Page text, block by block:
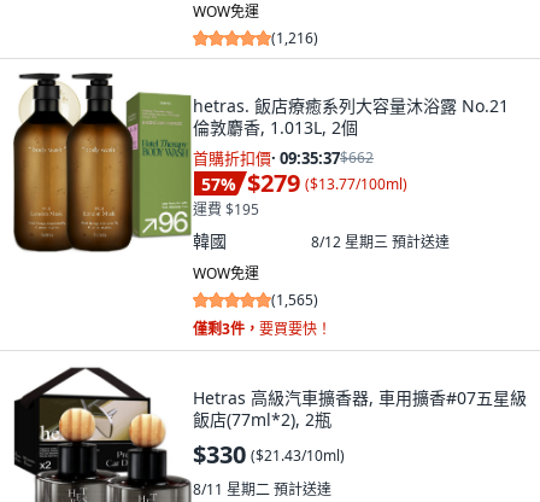
WOW免運
(1,216)
hetras. 飯店療癒系列大容量沐浴露 No.21
倫敦麝香, 1.013L, 2個
首購折扣價· 09:35:36$662
57% $279 ($13.77/100ml)
運費 $195
韓國 8/12 星期三預計送達
WOW免運
(1,565)
僅剩3件， 要買要快！
Hetras 高級汽車擴香器, 車用擴香#07五星級
飯店(77ml*2), 2瓶
$330 ($21.43/10ml)
8/11 星期二預計送達